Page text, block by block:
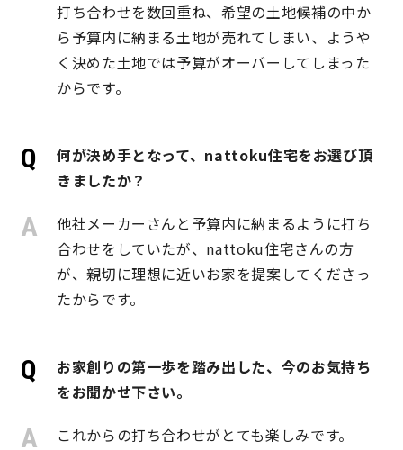
身体に優しい自然素材の家
耐震等級3 & 許容応力度計算 全棟標準
頑丈で長持ちの外壁
2030年の省エネ基準住宅
100年点検住宅
生涯続く安心のアフターフォロー
ラインナップ
打ち合わせを数回重ね、希望の土地候補の中か
ら予算内に納まる土地が売れてしまい、ようや
く決めた土地では予算がオーバーしてしまった
からです。
何が決め手となって、nattoku住宅をお選び頂
きましたか？
他社メーカーさんと予算内に納まるように打ち
合わせをしていたが、nattoku住宅さんの方
が、親切に理想に近いお家を提案してくださっ
たからです。
お家創りの第一歩を踏み出した、今のお気持ち
をお聞かせ下さい。
これからの打ち合わせがとても楽しみです。